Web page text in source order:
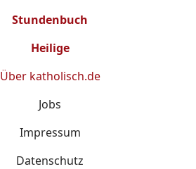
Stundenbuch
Heilige
Über katholisch.de
Jobs
Impressum
Datenschutz